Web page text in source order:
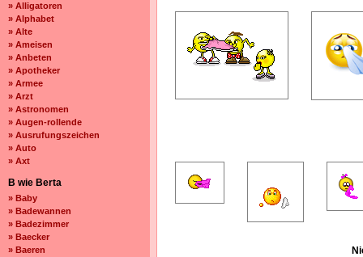
» Alligatoren
» Alphabet
» Alte
» Ameisen
» Anbeten
» Apotheker
» Armee
» Arzt
» Astronomen
» Augen-rollende
» Ausrufungszeichen
» Auto
» Axt
B wie Berta
» Baby
» Badewannen
» Badezimmer
» Baecker
» Baeren